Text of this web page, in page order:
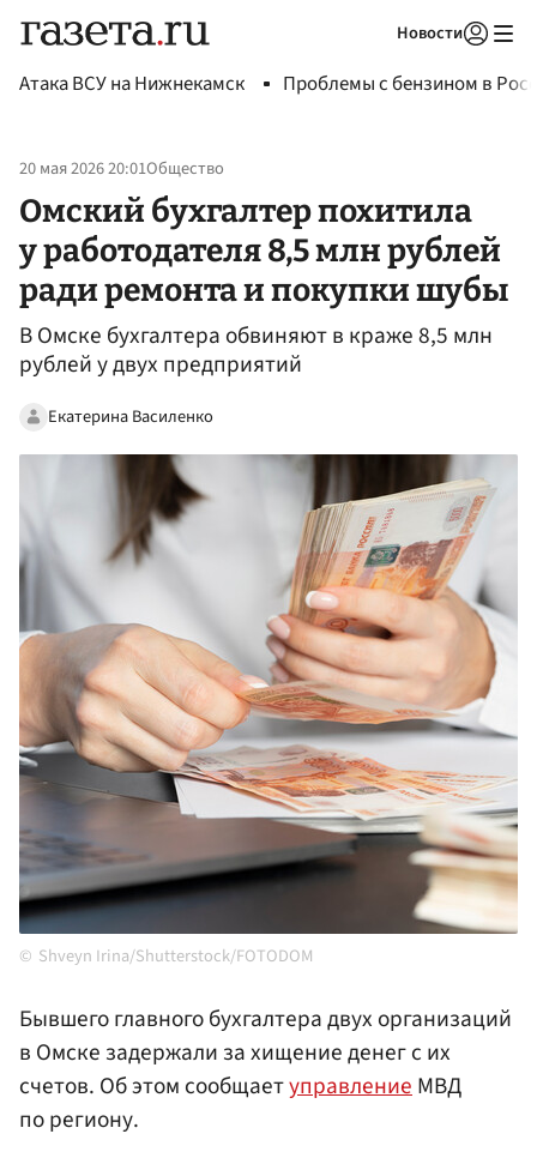
Новости
Атака ВСУ на Нижнекамск Проблемы с бензином в
20 мая 2026 20:01Общество
Омский бухгалтер похитила
у работодателя 8,5 млн рублей
ради ремонта и покупки шубы
В Омске бухгалтера обвиняют в краже 8,5 млн
рублей у двух предприятий
Екатерина Василенко
Shveyn Irina/Shutterstock/FOTODOM
Бывшего главного бухгалтера двух организаций
в Омске задержали за хищение денег с их
счетов. Об этом сообщаетуправлениеМВД
по региону.